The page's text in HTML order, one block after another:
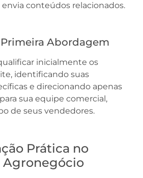
conteúdos relacionados.
Abordagem
inicialmente os
identificando suas
e direcionando apenas
sua equipe comercial,
de seus vendedores.
Prática no
Agronegócio